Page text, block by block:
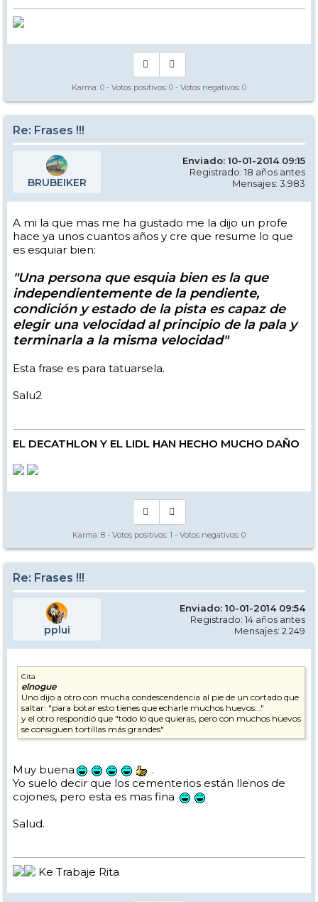
Karma: 0 - Votos positivos: 0 - Votos negativos: 0
Re: Frases !!!
BRUBEIKER
Enviado: 10-01-2014 09:15
Registrado: 18 años antes
Mensajes: 3.983
A mi la que mas me ha gustado me la dijo un profe
hace ya unos cuantos años y cre que resume lo que
es esquiar bien:
"Una persona que esquia bien es la que
independientemente de la pendiente,
condición y estado de la pista es capaz de
elegir una velocidad al principio de la pala y
terminarla a la misma velocidad"
Esta frase es para tatuarsela.
Salu2
EL DECATHLON Y EL LIDL HAN HECHO MUCHO DAÑO
Karma: 8 - Votos positivos: 1 - Votos negativos: 0
Re: Frases !!!
pplui
Enviado: 10-01-2014 09:54
Registrado: 14 años antes
Mensajes: 2.249
Cita
elnogue
Uno dijo a otro con mucha condescendencia al pie de un cortado que
saltar: "para botar esto tienes que echarle muchos huevos..."
y el otro respondió que "todo lo que quieras, pero con muchos huevos
se consiguen tortillas más grandes"
Muy buena
.
Yo suelo decir que los cementerios están llenos de
cojones, pero esta es mas fina
Salud.
Ke Trabaje Rita